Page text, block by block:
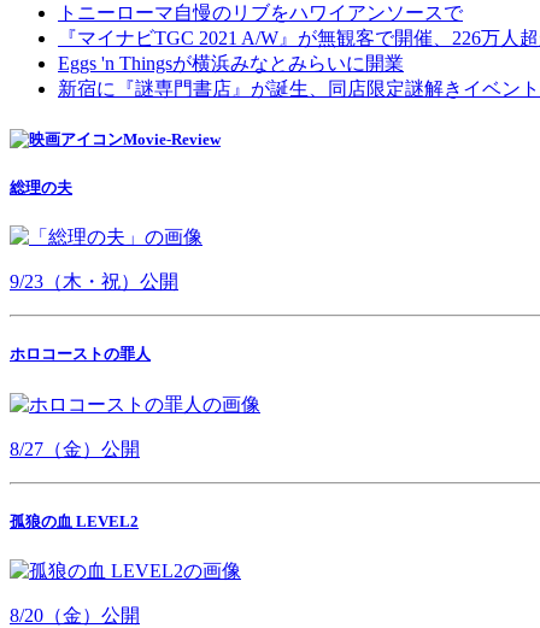
トニーローマ自慢のリブをハワイアンソースで
『マイナビTGC 2021 A/W』が無観客で開催、226万人
Eggs 'n Thingsが横浜みなとみらいに開業
新宿に『謎専門書店』が誕生、同店限定謎解きイベン
Movie-Review
総理の夫
9/23（木・祝）公開
ホロコーストの罪人
8/27（金）公開
孤狼の血 LEVEL2
8/20（金）公開